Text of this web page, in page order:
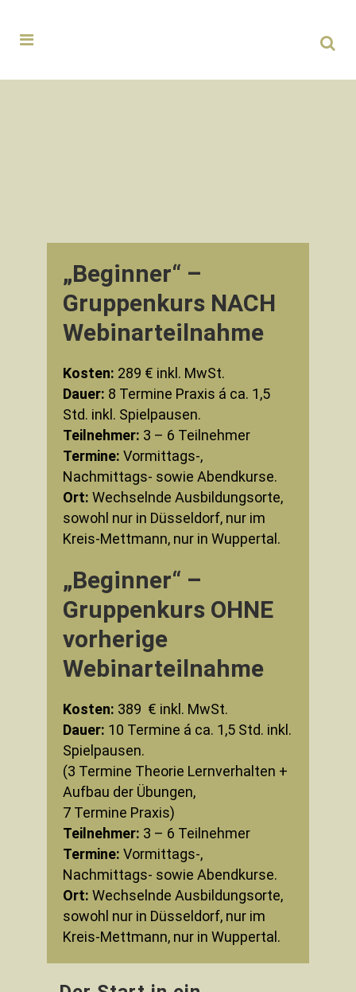
„Beginner“ –
Gruppenkurs NACH
Webinarteilnahme
Kosten: 289 € inkl. MwSt.
Dauer: 8 Termine Praxis á ca. 1,5
Std. inkl. Spielpausen.
Teilnehmer: 3 – 6 Teilnehmer
Termine: Vormittags-,
Nachmittags- sowie Abendkurse.
Ort: Wechselnde Ausbildungsorte,
sowohl nur in Düsseldorf, nur im
Kreis-Mettmann, nur in Wuppertal.
„Beginner“ –
Gruppenkurs OHNE
vorherige
Webinarteilnahme
Kosten: 389 € inkl. MwSt.
Dauer: 10 Termine á ca. 1,5 Std. inkl.
Spielpausen.
(3 Termine Theorie Lernverhalten +
Aufbau der Übungen,
7 Termine Praxis)
Teilnehmer: 3 – 6 Teilnehmer
Termine: Vormittags-,
Nachmittags- sowie Abendkurse.
Ort: Wechselnde Ausbildungsorte,
sowohl nur in Düsseldorf, nur im
Kreis-Mettmann, nur in Wuppertal.